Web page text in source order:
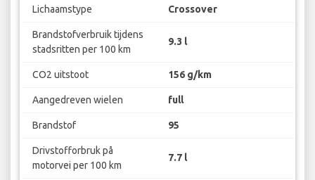
Lichaamstype Crossover
Brandstofverbruik tijdens
stadsritten per 100 km
9.3 l
CO2 uitstoot 156 g/km
Aangedreven wielen full
Brandstof 95
Drivstofforbruk på
motorvei per 100 km
7.7 l